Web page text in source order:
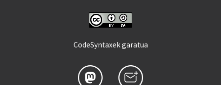
CodeSyntaxek garatua